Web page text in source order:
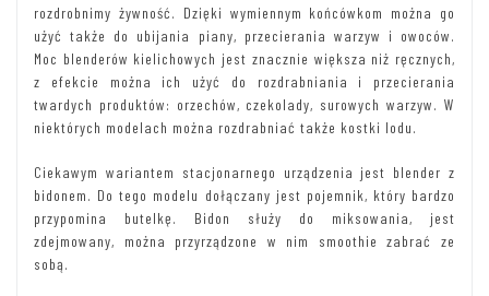
rozdrobnimy żywność. Dzięki wymiennym końcówkom można go
użyć także do ubijania piany, przecierania warzyw i owoców.
Moc blenderów kielichowych jest znacznie większa niż ręcznych,
z efekcie można ich użyć do rozdrabniania i przecierania
twardych produktów: orzechów, czekolady, surowych warzyw. W
niektórych modelach można rozdrabniać także kostki lodu.
Ciekawym wariantem stacjonarnego urządzenia jest blender z
bidonem. Do tego modelu dołączany jest pojemnik, który bardzo
przypomina butelkę. Bidon służy do miksowania, jest
zdejmowany, można przyrządzone w nim smoothie zabrać ze
sobą.